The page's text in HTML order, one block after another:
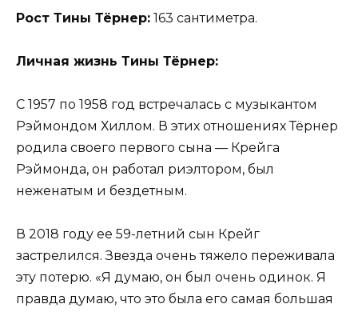
Рост Тины Тёрнер: 163 сантиметра.
Личная жизнь Тины Тёрнер:
С 1957 по 1958 год встречалась с музыкантом
Рэймондом Хиллом. В этих отношениях Тёрнер
родила своего первого сына — Крейга
Рэймонда, он работал риэлтором, был
неженатым и бездетным.
В 2018 году ее 59-летний сын Крейг
застрелился. Звезда очень тяжело переживала
эту потерю. «Я думаю, он был очень одинок. Я
правда думаю, что это была его самая большая